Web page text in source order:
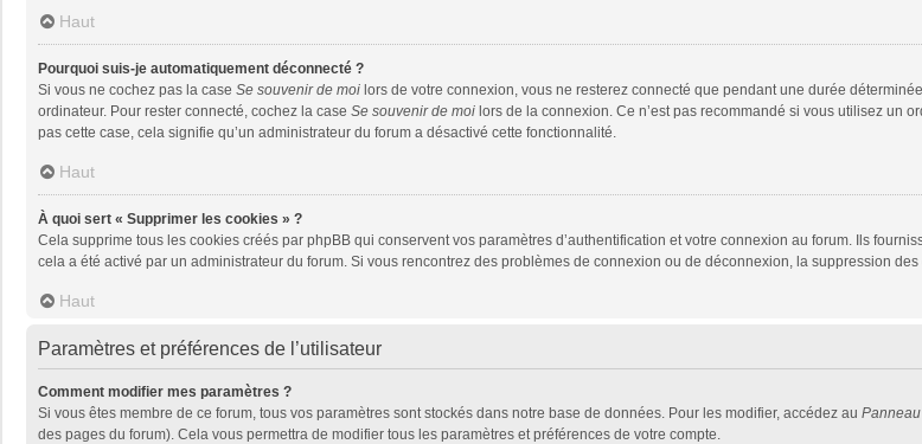
Haut
Pourquoi suis-je automatiquement déconnecté ?
Si vous ne cochez pas la case Se souvenir de moi lors de votre connexion, vous ne resterez connecté que pendant une durée
ordinateur. Pour rester connecté, cochez la case Se souvenir de moi lors de la connexion. Ce n’est pas recommandé si vous utilisez un
pas cette case, cela signifie qu’un administrateur du forum a désactivé cette fonctionnalité.
Haut
À quoi sert « Supprimer les cookies » ?
Cela supprime tous les cookies créés par phpBB qui conservent vos paramètres d’authentification et votre connexion au forum. Ils
cela a été activé par un administrateur du forum. Si vous rencontrez des problèmes de connexion ou de déconnexion, la suppression
Haut
Paramètres et préférences de l’utilisateur
Comment modifier mes paramètres ?
Si vous êtes membre de ce forum, tous vos paramètres sont stockés dans notre base de données. Pour les modifier, accédez au
des pages du forum). Cela vous permettra de modifier tous les paramètres et préférences de votre compte.